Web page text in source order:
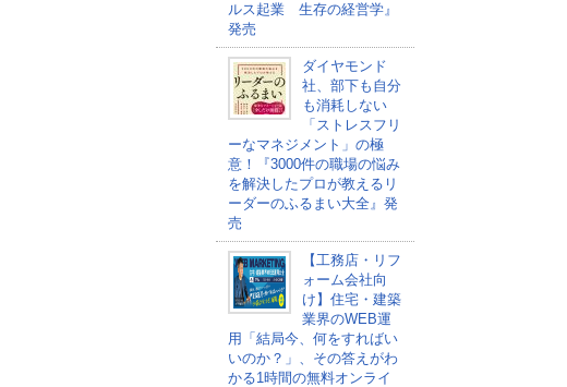
ルス起業 生存の経営学』
発売
ダイヤモンド
社、部下も自分
も消耗しない
「ストレスフリ
ーなマネジメント」の極
意！『3000件の職場の悩み
を解決したプロが教えるリ
ーダーのふるまい大全』発
売
【工務店・リフ
ォーム会社向
け】住宅・建築
業界のWEB運
用「結局今、何をすればい
いのか？」、その答えがわ
かる1時間の無料オンライ